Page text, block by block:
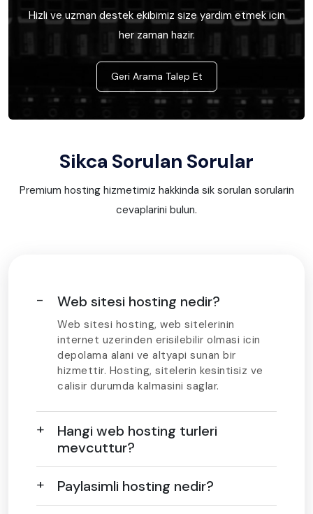
Hizli ve uzman destek ekibimiz size yardim etmek icin
her zaman hazir.
Geri Arama Talep Et
Sikca Sorulan Sorular
Premium hosting hizmetimiz hakkinda sik sorulan sorularin
cevaplarini bulun.
Web sitesi hosting nedir?
Web sitesi hosting, web sitelerinin
internet uzerinden erisilebilir olmasi icin
depolama alani ve altyapi sunan bir
hizmettir. Hosting, sitelerin kesintisiz ve
calisir durumda kalmasini saglar.
Hangi web hosting turleri
mevcuttur?
Paylasimli hosting nedir?